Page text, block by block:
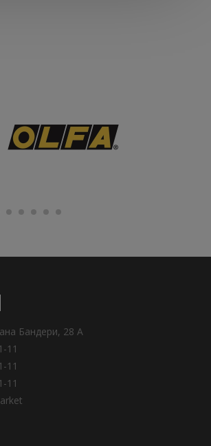
Бандери, 28 А
11
11
11